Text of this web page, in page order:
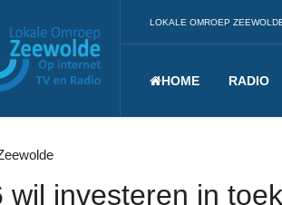
LOKALE OMROEP
HOME RADIO
wil investeren in